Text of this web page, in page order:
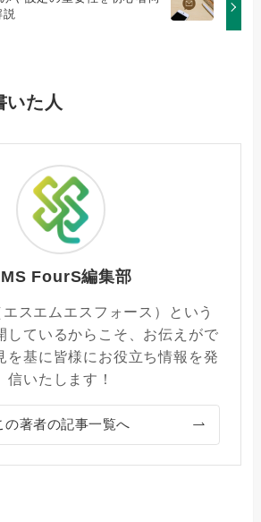
説
いた人
FourS編集部
スエムエスフォース）という
しているからこそ、お伝えがで
を基に皆様にお役立ち情報を発
信いたします！
の著者の記事一覧へ